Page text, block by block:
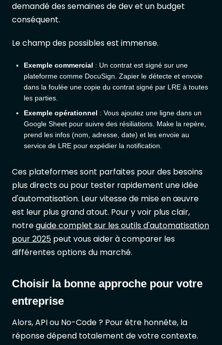
demandé des semaines de dev et un budget
conséquent.
Le champ des possibles est immense.
Exemple commercial : Un contrat est signé sur une
plateforme comme DocuSign. Zapier le détecte et envoie
dans la foulée une copie du contrat signé par LRE à toutes
les parties.
Exemple opérationnel : Vous ajoutez une ligne dans un
Google Sheet pour suivre des résiliations. Make la repère,
prend les infos (nom, adresse, date) et les envoie au
service de LRE pour expédier la notification.
Ces plateformes sont parfaites pour des besoins
plus directs ou pour tester rapidement une idée
d'automatisation. Leur vitesse de mise en œuvre
est leur plus grand atout. Pour y voir plus clair,
notreguide complet sur les outils d'automatisation
pour 2025 peut vous aider à comparer les
différentes options du marché.
Choisir la bonne approche pour votre
entreprise
Alors, API ou No-Code ? Pour être honnête, la
réponse dépend totalement de votre contexte.